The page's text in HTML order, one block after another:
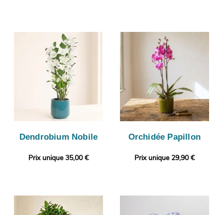
Dendrobium Nobile
Prix unique 35,00 €
Orchidée Papillon
Prix unique 29,90 €